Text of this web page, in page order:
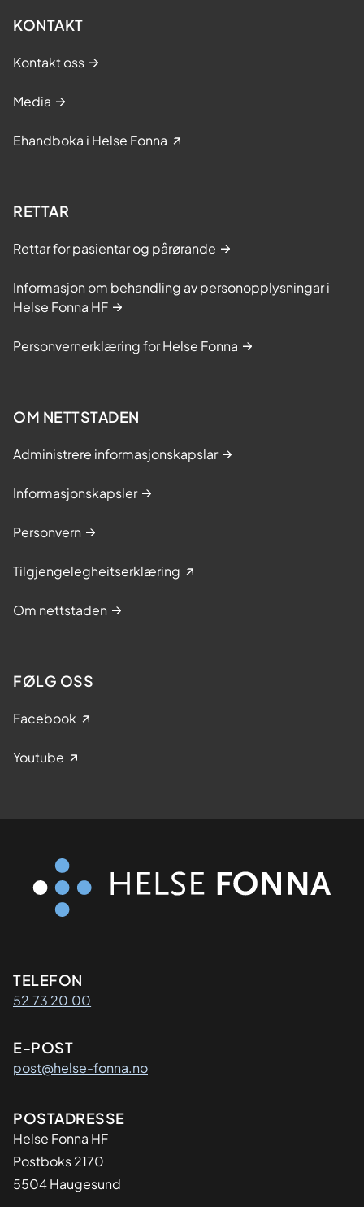
KONTAKT
Kontakt oss
Media
Ehandboka i Helse Fonna
RETTAR
Rettar for pasientar og pårørande
Informasjon om behandling av personopplysningar i
Helse Fonna HF
Personvernerklæring for Helse Fonna
OM NETTSTADEN
Administrere informasjonskapslar
Informasjonskapsler
Personvern
Tilgjengelegheitserklæring
Om nettstaden
FØLG OSS
Facebook
Youtube
Kontaktinformasjon
TELEFON
52 73 20 00
E-POST
post@helse-fonna.no
Adresse
POSTADRESSE
​Helse Fonna HF
Postboks 2170
5504 Haugesund